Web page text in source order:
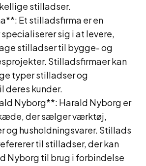
stilladser.
Et stilladsfirma er en
sig i at levere,
stilladser til bygge- og
Stilladsfirmaer kan
typer stilladser og
deres kunder.
Nyborg**: Harald Nyborg er
der sælger værktøj,
og husholdningsvarer. Stillads
til stilladser, der kan
Nyborg til brug i forbindelse